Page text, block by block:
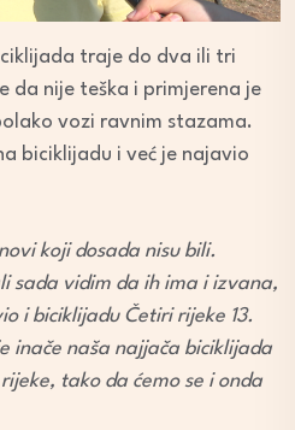
traje do dva ili tri
da nije teška i primjerena je
vozi ravnim stazama.
biciklijadu i već je najavio
koji dosada nisu bili.
sada vidim da ih ima i izvana,
i biciklijadu Četiri rijeke 13.
inače naša najjača biciklijada
tako da ćemo se i onda